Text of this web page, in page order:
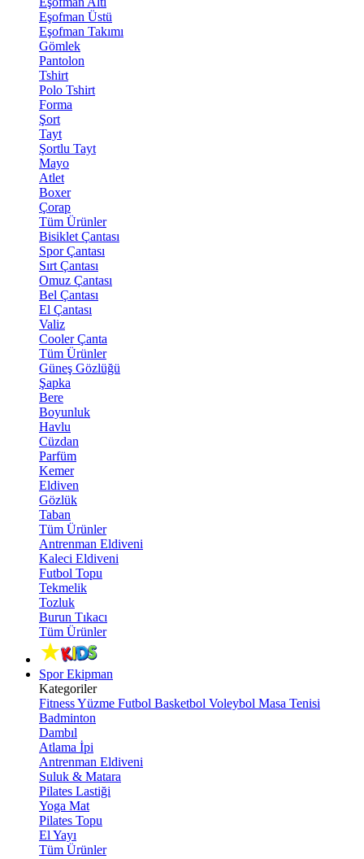
Eşofman Üstü
Eşofman Takımı
Gömlek
Pantolon
Tshirt
Polo Tshirt
Forma
Şort
Tayt
Şortlu Tayt
Mayo
Atlet
Boxer
Çorap
Tüm Ürünler
Bisiklet Çantası
Spor Çantası
Sırt Çantası
Omuz Çantası
Bel Çantası
El Çantası
Valiz
Cooler Çanta
Tüm Ürünler
Güneş Gözlüğü
Şapka
Bere
Boyunluk
Havlu
Cüzdan
Parfüm
Kemer
Eldiven
Gözlük
Taban
Tüm Ürünler
Antrenman Eldiveni
Kaleci Eldiveni
Futbol Topu
Tekmelik
Tozluk
Burun Tıkacı
Tüm Ürünler
Spor Ekipman
Kategoriler
FitnessYüzme Futbol Basketbol Voleybol Masa Tenisi
Badminton
Dambıl
Atlama İpi
Antrenman Eldiveni
Suluk & Matara
Pilates Lastiği
Yoga Mat
Pilates Topu
El Yayı
Tüm Ürünler